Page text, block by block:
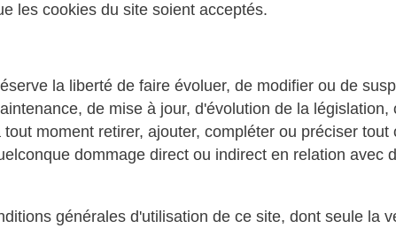
les cookies du site soient acceptés.
la liberté de faire évoluer, de modifier ou de
de mise à jour, d'évolution de la
moment retirer, ajouter, compléter ou préciser
dommage direct ou indirect en relation avec
générales d'utilisation de ce site, dont seule